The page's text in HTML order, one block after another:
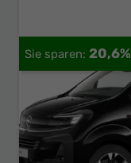
20,6%